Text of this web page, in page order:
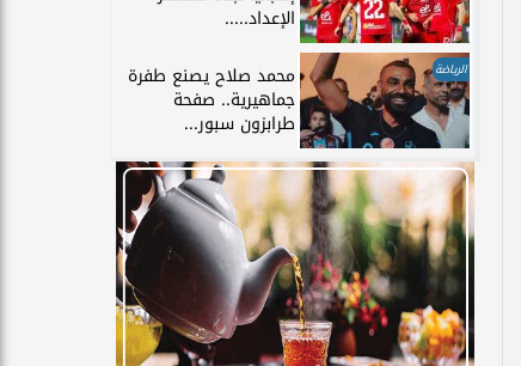
الإعداد.....
الرياضة محمد صلاح يصنع طفرة
جماهيرية.. صفحة
طرابزون سبور...